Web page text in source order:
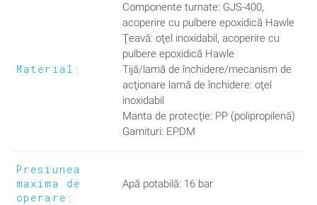
Ieşire: BAIO®, flanşă sau PE
Deschidere/închidere: 15 rotaţii complete
Marcaj CE
Pentru hidranţi cu ieşire cu racord de capăt BAIO®, trebuie să
fie utilizat capacul împotriva impurităţilor şi inelul de fixare (vezi
Material:
Componente turnate: GJS-400,
acoperire cu pulbere epoxidică Hawle
Ţeavă: oţel inoxidabil, acoperire cu
pulbere epoxidică Hawle
Tijă/lamă de închidere/mecanism de
acţionare lamă de închidere: oţel
inoxidabil
Manta de protecţie: PP (polipropilenă)
Garnituri: EPDM
Presiunea
maxima de
operare:
Apă potabilă: 16 bar